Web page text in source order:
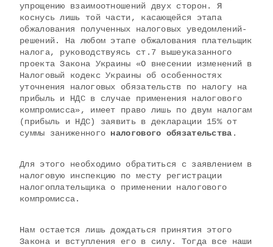
упрощению взаимоотношений двух сторон. Я
коснусь лишь той части, касающейся этапа
обжалования полученных налоговых уведомлений-
решений. На любом этапе обжалования плательщик
налога, руководствуясь ст.7 вышеуказанного
проекта Закона Украины «О внесении изменений в
Налоговый кодекс Украины об особенностях
уточнения налоговых обязательств по налогу на
прибыль и НДС в случае применения налогового
компромисса», имеет право лишь по двум налогам
(прибыль и НДС) заявить в декларации 15% от
суммы заниженного налогового обязательства .
Для этого необходимо обратиться с заявлением в
налоговую инспекцию по месту регистрации
налогоплательщика о применении налогового
компромисса.
Нам остается лишь дождаться принятия этого
Закона и вступления его в силу. Тогда все наши